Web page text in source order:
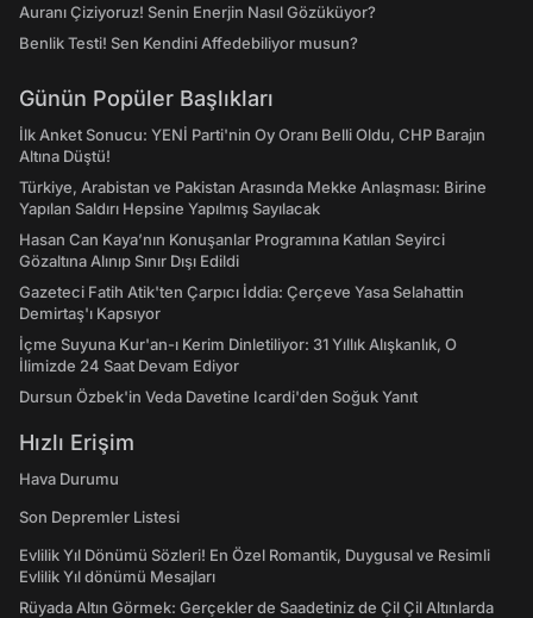
Auranı Çiziyoruz! Senin Enerjin Nasıl Gözüküyor?
Benlik Testi! Sen Kendini Affedebiliyor musun?
Günün Popüler Başlıkları
İlk Anket Sonucu: YENİ Parti'nin Oy Oranı Belli Oldu, CHP Barajın
Altına Düştü!
Türkiye, Arabistan ve Pakistan Arasında Mekke Anlaşması: Birine
Yapılan Saldırı Hepsine Yapılmış Sayılacak
Hasan Can Kaya’nın Konuşanlar Programına Katılan Seyirci
Gözaltına Alınıp Sınır Dışı Edildi
Gazeteci Fatih Atik'ten Çarpıcı İddia: Çerçeve Yasa Selahattin
Demirtaş'ı Kapsıyor
İçme Suyuna Kur'an-ı Kerim Dinletiliyor: 31 Yıllık Alışkanlık, O
İlimizde 24 Saat Devam Ediyor
Dursun Özbek'in Veda Davetine Icardi'den Soğuk Yanıt
Hızlı Erişim
Hava Durumu
Son Depremler Listesi
Evlilik Yıl Dönümü Sözleri! En Özel Romantik, Duygusal ve Resimli
Evlilik Yıl dönümü Mesajları
Rüyada Altın Görmek: Gerçekler de Saadetiniz de Çil Çil Altınlarda